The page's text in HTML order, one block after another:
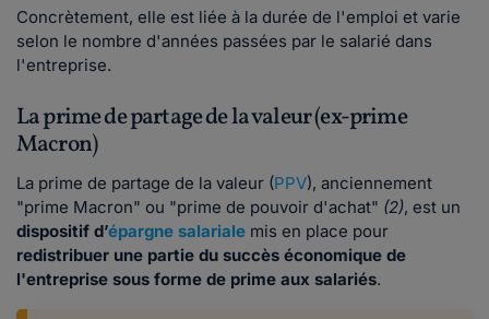
Concrètement, elle est liée à la durée de l'emploi et varie
selon le nombre d'années passées par le salarié dans
l'entreprise.
La prime de partage de la valeur (ex-prime
Macron)
La prime de partage de la valeur (PPV), anciennement
"prime Macron" ou "prime de pouvoir d'achat" (2), est un
dispositif d’épargne salariale mis en place pour
redistribuer une partie du succès économique de
l'entreprise sous forme de prime aux salariés.